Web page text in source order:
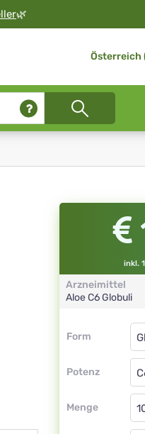
🌿
Österreich
inkl.
Arzneimittel
AloeC6 Globuli
Form
Potenz
Menge